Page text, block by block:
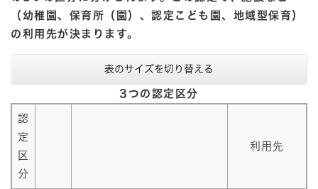
（幼稚園、保育所（園）、認定こども園、地域型保育）
の利用先が決まります。
表のサイズを切り替える
3つの認定区分
認
定
区
分
利用先